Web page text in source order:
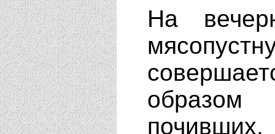
На